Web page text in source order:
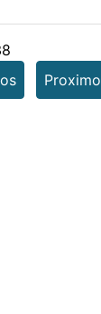
Proximo